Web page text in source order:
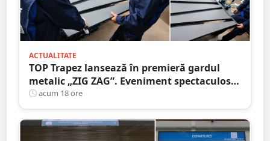
ACTUALITATE
TOP Trapez lansează în premieră gardul
metalic „ZIG ZAG”. Eveniment spectaculos
în Grădina Romei
acum 18 ore